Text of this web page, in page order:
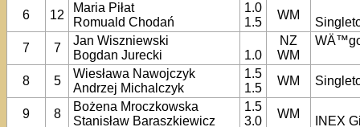
6
12
Maria Piłat 1.0
WM
Romuald Chodań 1.5
7
7
Jan Wiszniewski NZ
Bogdan Jurecki
1.0
WM
8
5
Wiesława Nawojczyk 1.5
WM
Andrzej Michalczyk
1.5
9
8
Bożena Mroczkowska 1.5
WM
Stanisław Baraszkiewicz 3.0
INEX